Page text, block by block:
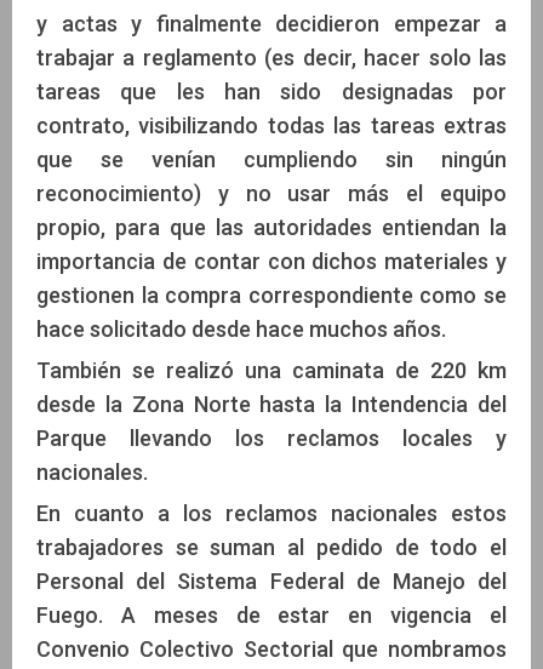
y actas y finalmente decidieron empezar a
trabajar a reglamento (es decir, hacer solo las
tareas que les han sido designadas por
contrato, visibilizando todas las tareas extras
que se venían cumpliendo sin ningún
reconocimiento) y no usar más el equipo
propio, para que las autoridades entiendan la
importancia de contar con dichos materiales y
gestionen la compra correspondiente como se
hace solicitado desde hace muchos años.
También se realizó una caminata de 220 km
desde la Zona Norte hasta la Intendencia del
Parque llevando los reclamos locales y
nacionales.
En cuanto a los reclamos nacionales estos
trabajadores se suman al pedido de todo el
Personal del Sistema Federal de Manejo del
Fuego. A meses de estar en vigencia el
Convenio Colectivo Sectorial que nombramos